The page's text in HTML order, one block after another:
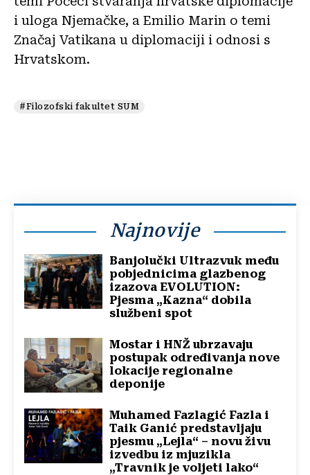
i uloga Njemačke, a Emilio Marin o temi
Značaj Vatikana u diplomaciji i odnosi s
Hrvatskom.
#Filozofski fakultet SUM
Najnovije
Banjolučki Ultrazvuk među
pobjednicima glazbenog
izazova EVOLUTION:
Pjesma „Kazna“ dobila
službeni spot
Mostar i HNŽ ubrzavaju
postupak određivanja nove
lokacije regionalne
deponije
Muhamed Fazlagić Fazla i
Taik Ganić predstavljaju
pjesmu „Lejla“ – novu živu
izvedbu iz mjuzikla
„Travnik je voljeti lako“